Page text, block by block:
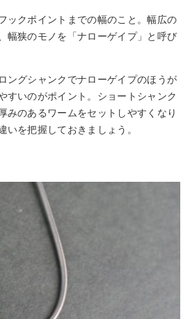
ックポイントまでの幅のこと。幅広の
幅狭のモノを「ナローゲイプ」と呼び
ングシャンクでナローゲイプのほうが
すいのがポイント。ショートシャンク
みのあるワームをセットしやすくなり
いを把握しておきましょう。